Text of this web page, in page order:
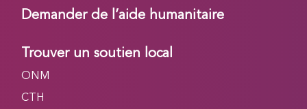
Demander de l’aide humanitaire
Trouver un soutien local
ONM
CTH